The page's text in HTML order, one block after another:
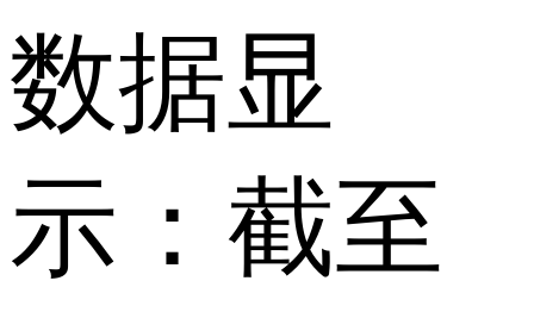
数据显
示：截至